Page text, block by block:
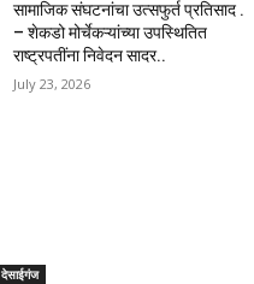
सामाजिक संघटनांचा उत्सफुर्त प्रतिसाद .
– शेकडो मोर्चेकऱ्यांच्या उपस्थितित
राष्ट्रपतींना निवेदन सादर..
July 23, 2026
देसाईगंज